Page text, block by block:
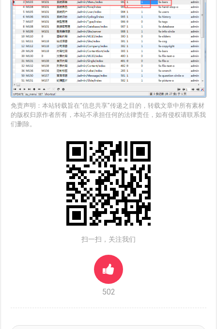
免责声明：本站转载旨在“信息共享”传递之目的，转载文章中所有素材
的版权归原作者所有，本站不承担任何的法律责任，如有侵权请联系我
们删除。
扫一扫，关注我们
502